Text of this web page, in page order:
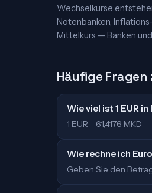
Wechselkurse
Notenbanken,
Mittelkurs — Banken
Häufige Fragen
Wie viel ist 1 EUR in
1 EUR = 61,4176
Wie rechne ich
Geben Sie den